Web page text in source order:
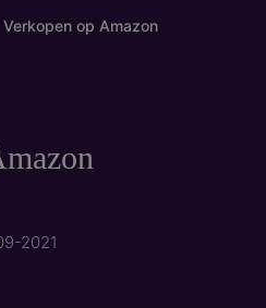
Verkopen op Amazon
2021